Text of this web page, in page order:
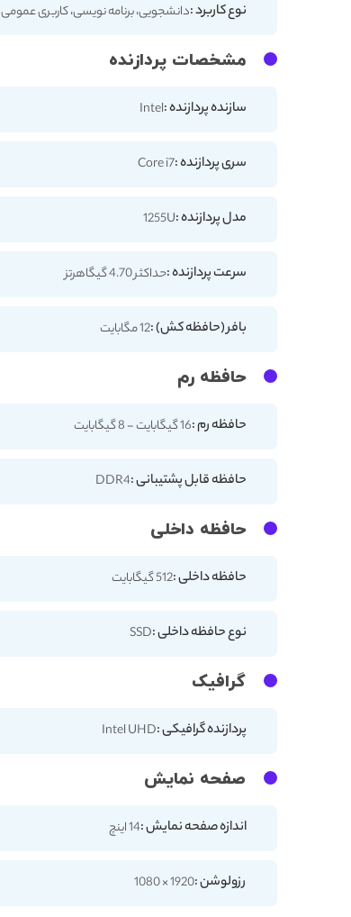
نوع کاربرد :دانشجویی، برنامه نویسی، کاربری عمومی
مشخصات پردازنده
سازنده پردازنده :Intel
سری پردازنده :Core i7
مدل پردازنده :1255U
سرعت پردازنده :حداکثر 4.70 گیگاهرتز
بافر (حافظه کش) :12 مگابایت
حافظه رم
حافظه رم :16 گیگابایت - 8 گیگابایت
حافظه قابل پشتیبانی :DDR4
حافظه داخلی
حافظه داخلی :512 گیگابایت
نوع حافظه داخلی :SSD
گرافیک
پردازنده گرافیکی :Intel UHD
صفحه نمایش
اندازه صفحه نمایش :14 اینچ
رزولوشن :1920 × 1080